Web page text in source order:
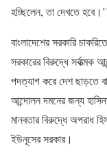
হচ্ছিলেন,তাদেখতেহবে।
বাংলাদেশেরসরকারিচাকরিতে
সরকারেরবিরুদ্ধেসর্বাত্মক
পদত্যাগকরেদেশছাড়তে
আন্দোলনদমনেরজন্য
মানবতারবিরুদ্ধেঅপরাধ
ইউনূসেরসরকার।